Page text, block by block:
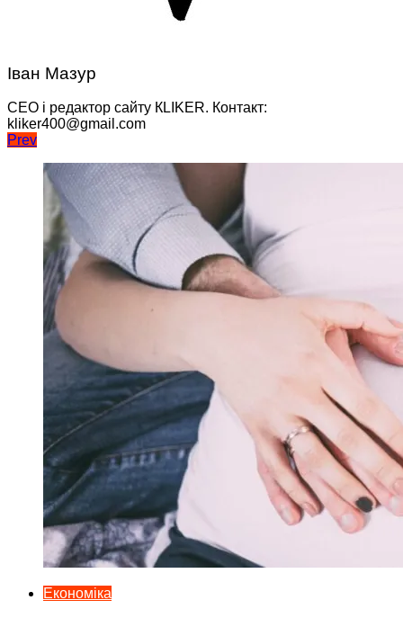
Іван Мазур
CEO і редактор сайту КLIKER. Контакт:
kliker400@gmail.com
Навігація
записів
Prev
Економіка